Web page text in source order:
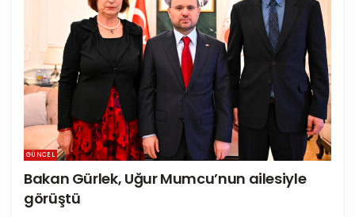
GÜNCEL
Bakan Gürlek, Uğur Mumcu’nun ailesiyle
görüştü